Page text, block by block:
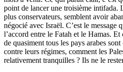
point de lancer une troisième intifada.
plus conservateurs, semblent avoir
négocié avec Israël. C’est le message
l’accord entre le Fatah et le Hamas.
de quasiment tous les pays arabes
contre leurs régimes, comment les
relativement tranquilles ? Ils ne le